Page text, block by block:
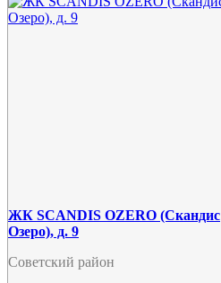
ЖК SCANDIS OZERO (Скандис
Озеро), д. 9
Советский район